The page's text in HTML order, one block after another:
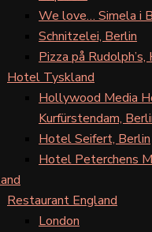
We love… Simela i
Schnitzelei, Berlin
Pizza på Rudolph’s,
Hotel Tyskland
Hollywood Media
Kurfürstendam,
Hotel Seifert, Berlin
Hotel Peterchens
Restaurant England
London